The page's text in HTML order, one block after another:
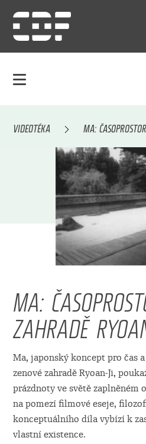
VIDEOTÉKA MA:
MA:
ZAHRADĚ
Ma, japonský koncept pro čas
zenové zahradě Ryoan-Ji,
prázdnoty ve světě zaplněném
na pomezí filmové eseje,
konceptuálního díla vybízí k
vlastní existence.